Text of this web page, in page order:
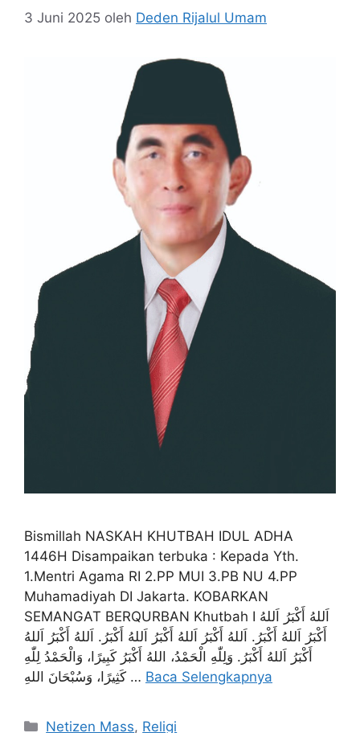
3 Juni 2025 oleh Deden Rijalul Umam
Bismillah NASKAH KHUTBAH IDUL ADHA
1446H Disampaikan terbuka : Kepada Yth.
1.Mentri Agama RI 2.PP MUI 3.PB NU 4.PP
Muhamadiyah DI Jakarta. KOBARKAN
SEMANGAT BERQURBAN Khutbah I اَللهُ أَكْبَرُ اَللهُ
أَكْبَرُ اَللهُ أَكْبَرُ. اَللهُ أَكْبَرُ اَللهُ أَكْبَرُ اَللهُ أَكْبَرُ. اَللهُ أَكْبَرُ اَللهُ
أَكْبَرُ اَللهُ أَكْبَرُ. وَلِلّٰهِ الْحَمْدُ، اللهُ أَكْبَرُ كَبِيرًا، وَالْحَمْدُ لِلّٰهِ
كَثِيرًا، وَسُبْحَانَ اللهِ … Baca Selengkapnya
Kategori
Netizen Mass, Religi